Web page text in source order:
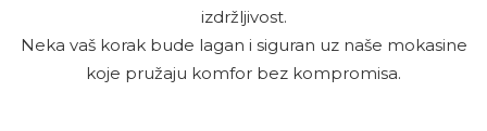
izdržljivost.
Neka vaš korak bude lagan i siguran uz naše mokasine
koje pružaju komfor bez kompromisa.